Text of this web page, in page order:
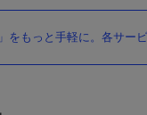
をもっと手軽に。各サー